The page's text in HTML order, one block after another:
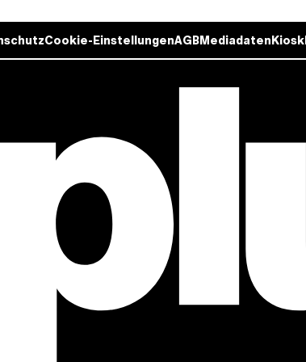
Cookie-EinstellungenAGBMediadaten Kiosk